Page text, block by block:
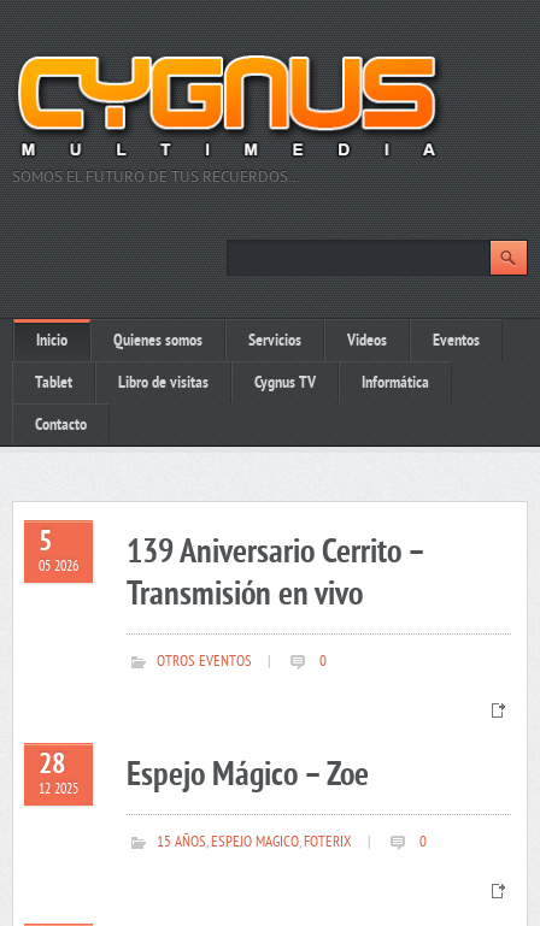
SOMOS EL FUTURO DE TUS RECUERDOS…
Inicio Quienes somos Servicios Videos Eventos
Tablet Libro de visitas Cygnus TV Informática
Contacto
5
05 2026
139 Aniversario Cerrito –
Transmisión en vivo
OTROS EVENTOS 0
28
12 2025 Espejo Mágico – Zoe
15 AÑOS,ESPEJO MAGICO,FOTERIX 0